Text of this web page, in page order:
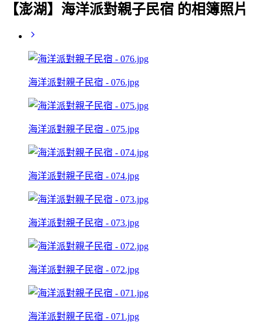
【澎湖】海洋派對親子民宿 的相簿照片
海洋派對親子民宿 - 076.jpg
海洋派對親子民宿 - 075.jpg
海洋派對親子民宿 - 074.jpg
海洋派對親子民宿 - 073.jpg
海洋派對親子民宿 - 072.jpg
海洋派對親子民宿 - 071.jpg